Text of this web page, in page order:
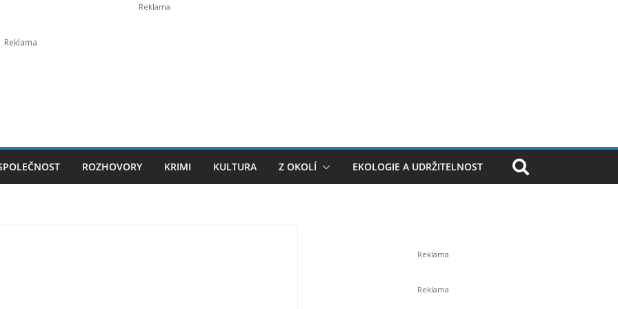
ROZHOVORY KRIMI KULTURA Z OKOLÍ EKOLOGIE A UDRŽITELNOST